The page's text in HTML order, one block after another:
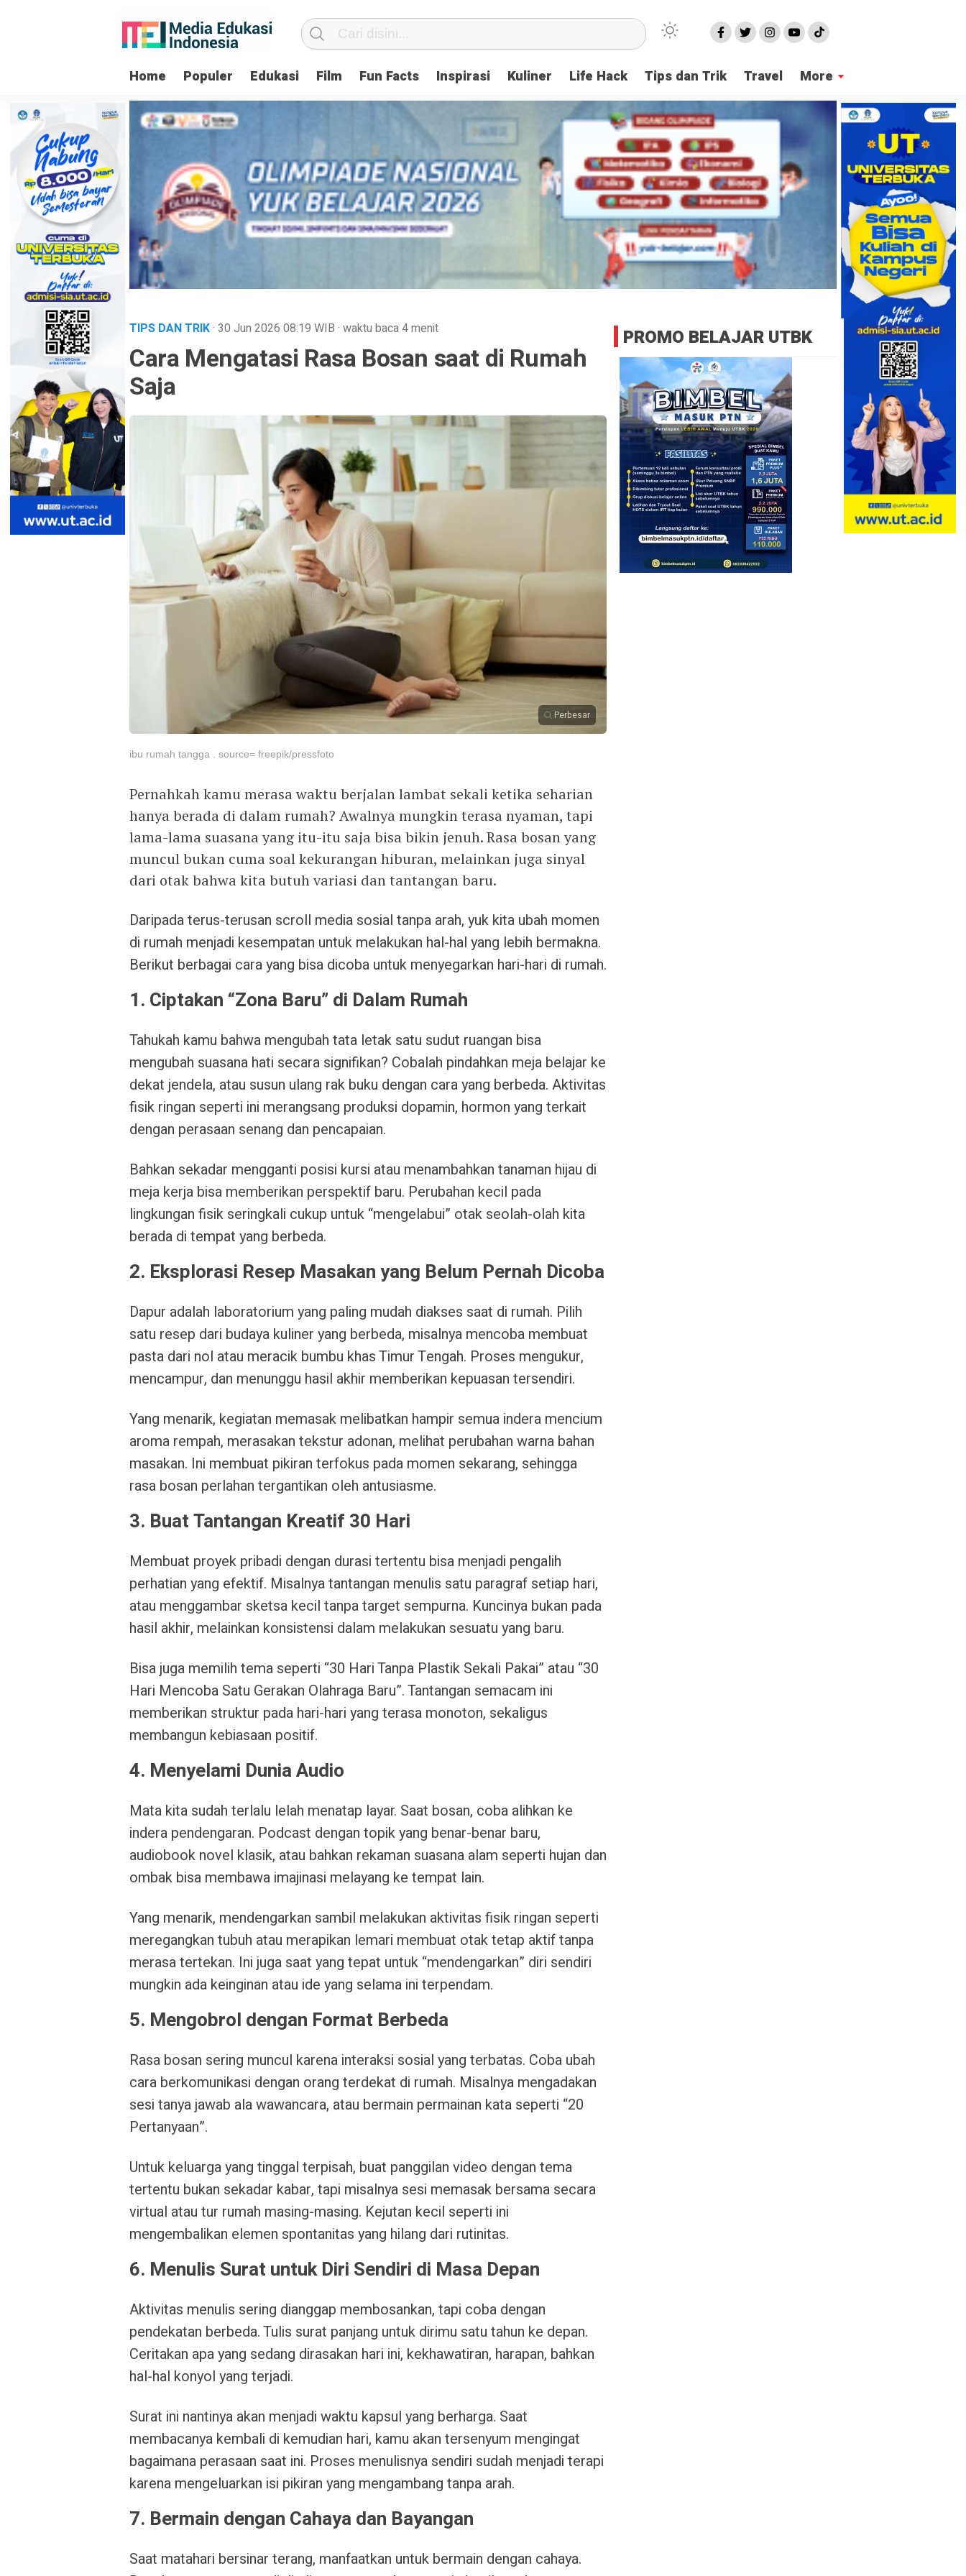
Home Populer Edukasi Film Fun Facts Inspirasi Kuliner Life Hack Tips dan Trik Travel More
TIPS DAN TRIK· 30 Jun 2026 08:19 WIB · waktu baca 4 menit
Cara Mengatasi Rasa Bosan saat di Rumah
Saja
Perbesar
ibu rumah tangga . source= freepik/pressfoto
Pernahkah kamu merasa waktu berjalan lambat sekali ketika seharian
hanya berada di dalam rumah? Awalnya mungkin terasa nyaman, tapi
lama-lama suasana yang itu-itu saja bisa bikin jenuh. Rasa bosan yang
muncul bukan cuma soal kekurangan hiburan, melainkan juga sinyal
dari otak bahwa kita butuh variasi dan tantangan baru.
Daripada terus-terusan scroll media sosial tanpa arah, yuk kita ubah momen
di rumah menjadi kesempatan untuk melakukan hal-hal yang lebih bermakna.
Berikut berbagai cara yang bisa dicoba untuk menyegarkan hari-hari di rumah.
1. Ciptakan “Zona Baru” di Dalam Rumah
Tahukah kamu bahwa mengubah tata letak satu sudut ruangan bisa
mengubah suasana hati secara signifikan? Cobalah pindahkan meja belajar ke
dekat jendela, atau susun ulang rak buku dengan cara yang berbeda. Aktivitas
fisik ringan seperti ini merangsang produksi dopamin, hormon yang terkait
dengan perasaan senang dan pencapaian.
Bahkan sekadar mengganti posisi kursi atau menambahkan tanaman hijau di
meja kerja bisa memberikan perspektif baru. Perubahan kecil pada
lingkungan fisik seringkali cukup untuk “mengelabui” otak seolah-olah kita
berada di tempat yang berbeda.
2. Eksplorasi Resep Masakan yang Belum Pernah Dicoba
Dapur adalah laboratorium yang paling mudah diakses saat di rumah. Pilih
satu resep dari budaya kuliner yang berbeda, misalnya mencoba membuat
pasta dari nol atau meracik bumbu khas Timur Tengah. Proses mengukur,
mencampur, dan menunggu hasil akhir memberikan kepuasan tersendiri.
Yang menarik, kegiatan memasak melibatkan hampir semua indera mencium
aroma rempah, merasakan tekstur adonan, melihat perubahan warna bahan
masakan. Ini membuat pikiran terfokus pada momen sekarang, sehingga
rasa bosan perlahan tergantikan oleh antusiasme.
3. Buat Tantangan Kreatif 30 Hari
Membuat proyek pribadi dengan durasi tertentu bisa menjadi pengalih
perhatian yang efektif. Misalnya tantangan menulis satu paragraf setiap hari,
atau menggambar sketsa kecil tanpa target sempurna. Kuncinya bukan pada
hasil akhir, melainkan konsistensi dalam melakukan sesuatu yang baru.
Bisa juga memilih tema seperti “30 Hari Tanpa Plastik Sekali Pakai” atau “30
Hari Mencoba Satu Gerakan Olahraga Baru”. Tantangan semacam ini
memberikan struktur pada hari-hari yang terasa monoton, sekaligus
membangun kebiasaan positif.
4. Menyelami Dunia Audio
Mata kita sudah terlalu lelah menatap layar. Saat bosan, coba alihkan ke
indera pendengaran. Podcast dengan topik yang benar-benar baru,
audiobook novel klasik, atau bahkan rekaman suasana alam seperti hujan dan
ombak bisa membawa imajinasi melayang ke tempat lain.
Yang menarik, mendengarkan sambil melakukan aktivitas fisik ringan seperti
meregangkan tubuh atau merapikan lemari membuat otak tetap aktif tanpa
merasa tertekan. Ini juga saat yang tepat untuk “mendengarkan” diri sendiri
mungkin ada keinginan atau ide yang selama ini terpendam.
5. Mengobrol dengan Format Berbeda
Rasa bosan sering muncul karena interaksi sosial yang terbatas. Coba ubah
cara berkomunikasi dengan orang terdekat di rumah. Misalnya mengadakan
sesi tanya jawab ala wawancara, atau bermain permainan kata seperti “20
Pertanyaan”.
Untuk keluarga yang tinggal terpisah, buat panggilan video dengan tema
tertentu bukan sekadar kabar, tapi misalnya sesi memasak bersama secara
virtual atau tur rumah masing-masing. Kejutan kecil seperti ini
mengembalikan elemen spontanitas yang hilang dari rutinitas.
6. Menulis Surat untuk Diri Sendiri di Masa Depan
Aktivitas menulis sering dianggap membosankan, tapi coba dengan
pendekatan berbeda. Tulis surat panjang untuk dirimu satu tahun ke depan.
Ceritakan apa yang sedang dirasakan hari ini, kekhawatiran, harapan, bahkan
hal-hal konyol yang terjadi.
Surat ini nantinya akan menjadi waktu kapsul yang berharga. Saat
membacanya kembali di kemudian hari, kamu akan tersenyum mengingat
bagaimana perasaan saat ini. Proses menulisnya sendiri sudah menjadi terapi
karena mengeluarkan isi pikiran yang mengambang tanpa arah.
7. Bermain dengan Cahaya dan Bayangan
Saat matahari bersinar terang, manfaatkan untuk bermain dengan cahaya.
PROMO BELAJAR UTBK